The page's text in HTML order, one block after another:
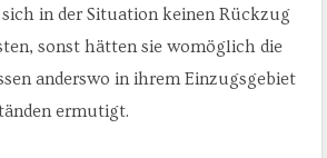
in der Situation keinen Rückzug
sonst hätten sie womöglich die
anderswo in ihrem Einzugsgebiet
ermutigt.